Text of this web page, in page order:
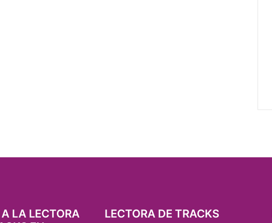
LA LECTORA
LECTORA DE TRACKS